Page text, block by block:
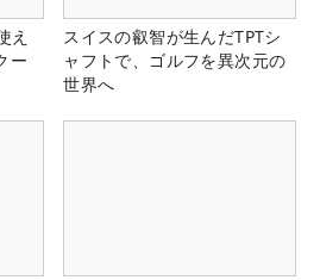
え
ー
スイスの叡智が生んだTPTシ
ャフトで、ゴルフを異次元の
世界へ